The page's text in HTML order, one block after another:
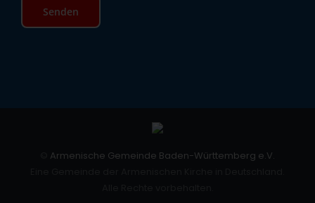
Armenische Gemeinde Baden-Württemberg e.V.